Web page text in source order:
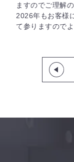
ますのでご理解
2026年もお客様
て参りますので